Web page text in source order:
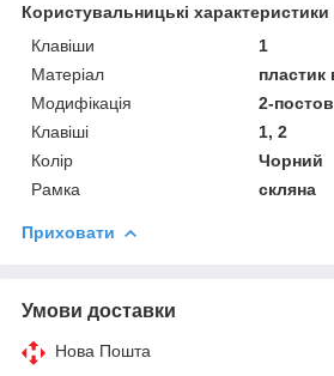
Користувальницькі характеристики
Клавіши
1
Матеріал
пластик
Модифікація
2-
Клавіші
1, 2
Колір
Чорний
Рамка
скляна
Приховати
Умови доставки
Нова Пошта